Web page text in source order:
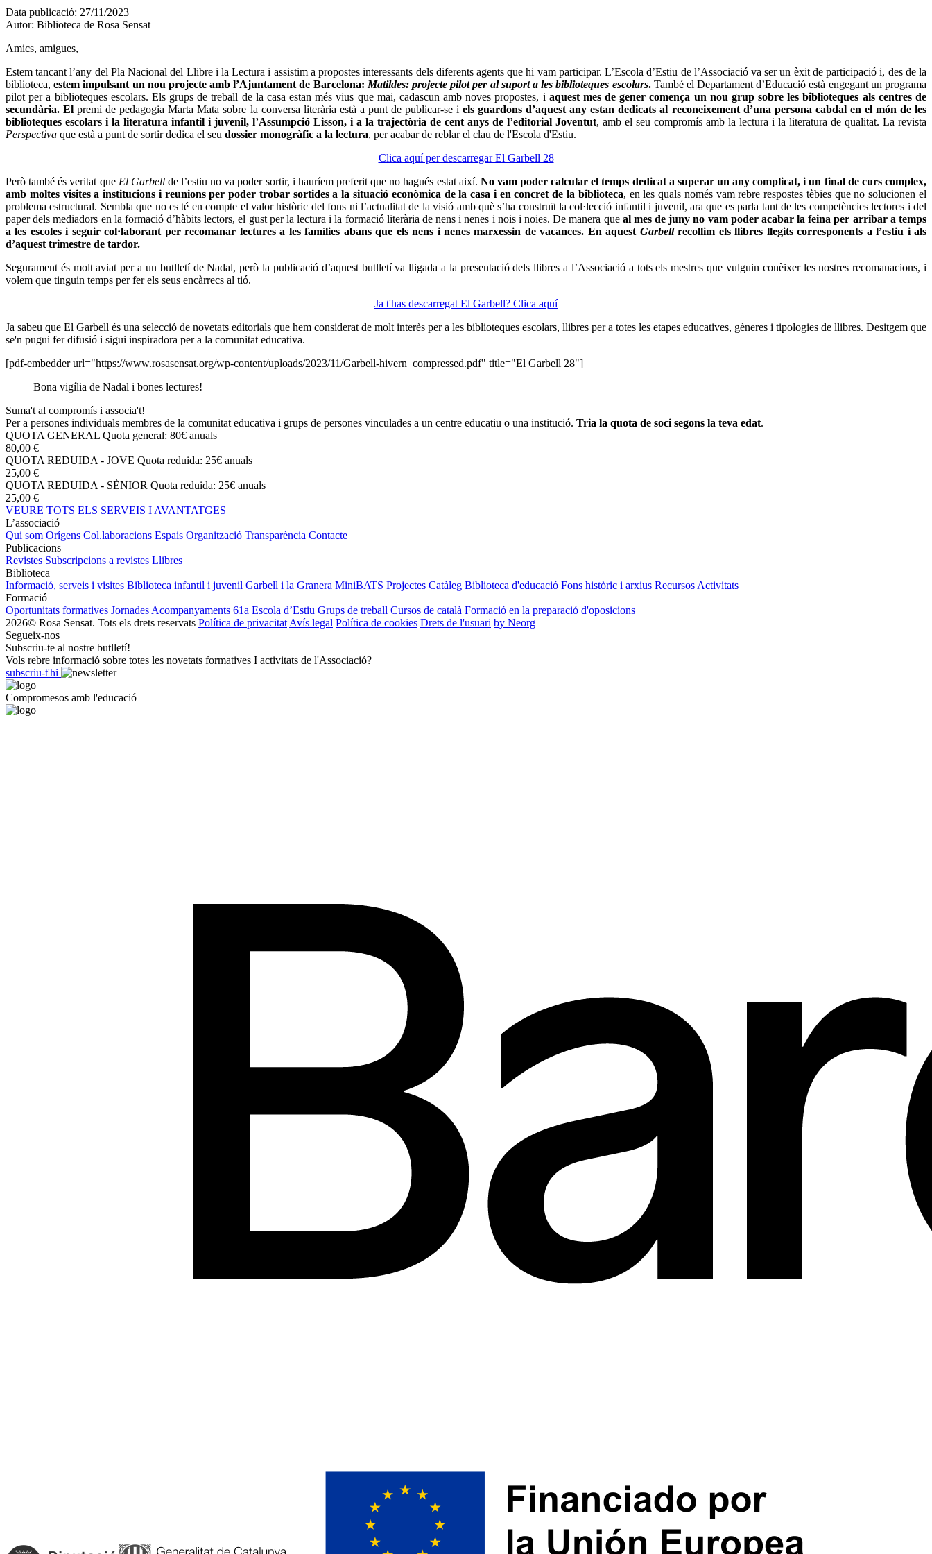
Data publicació: 27/11/2023
Autor: Biblioteca de Rosa Sensat
Amics, amigues,
Estem tancant l’any del Pla Nacional del Llibre i la Lectura i assistim a propostes interessants dels diferents agents que hi vam participar. L’Escola d’Estiu de l’Associació va ser un èxit de participació i, des de la
biblioteca, estem impulsant un nou projecte amb l’Ajuntament de Barcelona: Matildes: projecte pilot per al suport a les biblioteques escolars.També el Departament d’Educació està engegant un programa
pilot per a biblioteques escolars. Els grups de treball de la casa estan més vius que mai, cadascun amb noves propostes, i aquest mes de gener comença un nou grup sobre les biblioteques als centres de
secundària. El premi de pedagogia Marta Mata sobre la conversa literària està a punt de publicar-se iels guardons d’aquest any estan dedicats al reconeixement d’una persona cabdal en el món de les
biblioteques escolars i la literatura infantil i juvenil, l’Assumpció Lisson, i a la trajectòria de cent anys de l’editorial Joventut, amb el seu compromís amb la lectura i la literatura de qualitat. La revista
Perspectiva que està a punt de sortir dedica el seu dossier monogràfic a la lectura, per acabar de reblar el clau de l'Escola d'Estiu.
Clica aquí per descarregar El Garbell 28
Però també és veritat que El Garbell de l’estiu no va poder sortir, i hauríem preferit que no hagués estat així. No vam poder calcular el temps dedicat a superar un any complicat, i un final de curs complex,
amb moltes visites a institucions i reunions per poder trobar sortides a la situació econòmica de la casa i en concret de la biblioteca, en les quals només vam rebre respostes tèbies que no solucionen el
problema estructural. Sembla que no es té en compte el valor històric del fons ni l’actualitat de la visió amb què s’ha construït la col·lecció infantil i juvenil, ara que es parla tant de les competències lectores i del
paper dels mediadors en la formació d’hàbits lectors, el gust per la lectura i la formació literària de nens i nenes i nois i noies. De manera que al mes de juny no vam poder acabar la feina per arribar a temps
a les escoles i seguir col·laborant per recomanar lectures a les famílies abans que els nens i nenes marxessin de vacances. En aquest Garbellrecollim els llibres llegits corresponents a l’estiu i als
d’aquest trimestre de tardor.
Segurament és molt aviat per a un butlletí de Nadal, però la publicació d’aquest butlletí va lligada a la presentació dels llibres a l’Associació a tots els mestres que vulguin conèixer les nostres recomanacions, i
volem que tinguin temps per fer els seus encàrrecs al tió.
Ja t'has descarregat El Garbell? Clica aquí
Ja sabeu que El Garbell és una selecció de novetats editorials que hem considerat de molt interès per a les biblioteques escolars, llibres per a totes les etapes educatives, gèneres i tipologies de llibres. Desitgem que
se'n pugui fer difusió i sigui inspiradora per a la comunitat educativa.
[pdf-embedder url="https://www.rosasensat.org/wp-content/uploads/2023/11/Garbell-hivern_compressed.pdf" title="El Garbell 28"]
Bona vigília de Nadal i bones lectures!
Suma't al compromís i associa't!
Per a persones individuals membres de la comunitat educativa i grups de persones vinculades a un centre educatiu o una institució. Tria la quota de soci segons la teva edat.
QUOTA GENERAL Quota general: 80€ anuals
80,00 €
QUOTA REDUIDA - JOVE Quota reduida: 25€ anuals
25,00 €
QUOTA REDUIDA - SÈNIOR Quota reduida: 25€ anuals
25,00 €
VEURE TOTS ELS SERVEIS I AVANTATGES
L’associació
Qui som Orígens Col.laboracions Espais Organització Transparència Contacte
Publicacions
Revistes Subscripcions a revistes Llibres
Biblioteca
Informació, serveis i visites Biblioteca infantil i juvenil Garbell i la Granera MiniBATS Projectes Catàleg Biblioteca d'educació Fons històric i arxius Recursos Activitats
Formació
Oportunitats formatives Jornades Acompanyaments 61a Escola d’Estiu Grups de treball Cursos de català Formació en la preparació d'oposicions
2026© Rosa Sensat. Tots els drets reservats Política de privacitat Avís legal Política de cookies Drets de l'usuari by Neorg
Segueix-nos
Subscriu-te al nostre butlletí!
Vols rebre informació sobre totes les novetats formatives I activitats de l'Associació?
subscriu-t'hi
Compromesos amb l'educació